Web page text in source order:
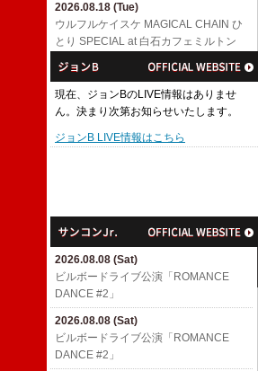
2026.08.18 (Tue)
ウルフルケイスケ MAGICAL CHAIN ひ
とり SPECIAL at 白石カフェミルトン
2026.08.22 (Sat)
MAGICAL CHAIN ひとり SPECIAL at
高知【高知】
2026.08.23 (Sun)
MAGICAL CHAIN ひとり SPECIAL at
2026.08.30 (Sun)
三宅伸治presents「真夏の夢2026〜磔
2026.09.05 (Sat)
高ボッチFES 2026【長野】
現在、ジョンBのLIVE情報はありませ
ん。決まり次第お知らせいたします。
ジョンB LIVE情報はこちら
2026.08.08 (Sat)
ビルボードライブ公演「ROMANCE
DANCE #2」
2026.08.08 (Sat)
ビルボードライブ公演「ROMANCE
DANCE #2」